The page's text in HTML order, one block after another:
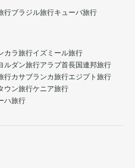
行ブラジル旅行キューバ旅行
カラ旅行イズミール旅行
ルダン旅行アラブ首長国連邦旅行
行カサブランカ旅行エジプト旅行
ウン旅行ケニア旅行
ハ旅行